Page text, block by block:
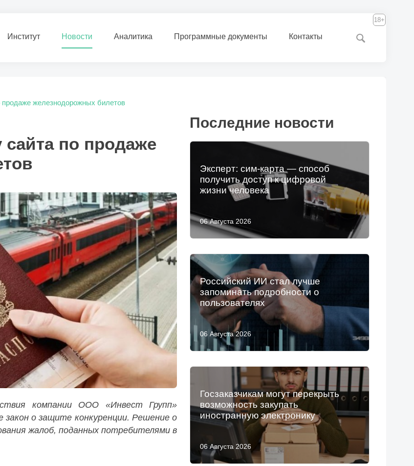
Институт Новости Аналитика Программные документы Контакты
18+
железнодорожных билетов
по продаже
компании ООО «Инвест Групп»
о защите конкуренции. Решение о
жалоб, поданных потребителями в
Последние новости
06 Августа 2026
Эксперт: сим-карта — способ
получить доступ к цифровой
жизни человека
06 Августа 2026
Российский ИИ стал лучше
запоминать подробности о
пользователях
06 Августа 2026
Госзаказчикам могут перекрыть
возможность закупать
иностранную электронику